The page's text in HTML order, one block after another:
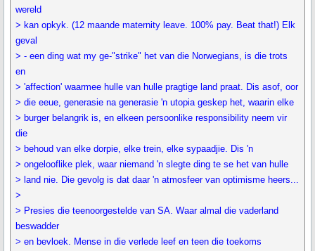
wereld
> kan opkyk. (12 maande maternity leave. 100% pay. Beat that!) Elk
geval
> - een ding wat my ge-"strike" het van die Norwegians, is die trots
en
> 'affection' waarmee hulle van hulle pragtige land praat. Dis asof, oor
> die eeue, generasie na generasie 'n utopia geskep het, waarin elke
> burger belangrik is, en elkeen persoonlike responsibility neem vir
die
> behoud van elke dorpie, elke trein, elke sypaadjie. Dis 'n
> ongelooflike plek, waar niemand 'n slegte ding te se het van hulle
> land nie. Die gevolg is dat daar 'n atmosfeer van optimisme heers...
>
> Presies die teenoorgestelde van SA. Waar almal die vaderland
beswadder
> en bevloek. Mense in die verlede leef en teen die toekoms